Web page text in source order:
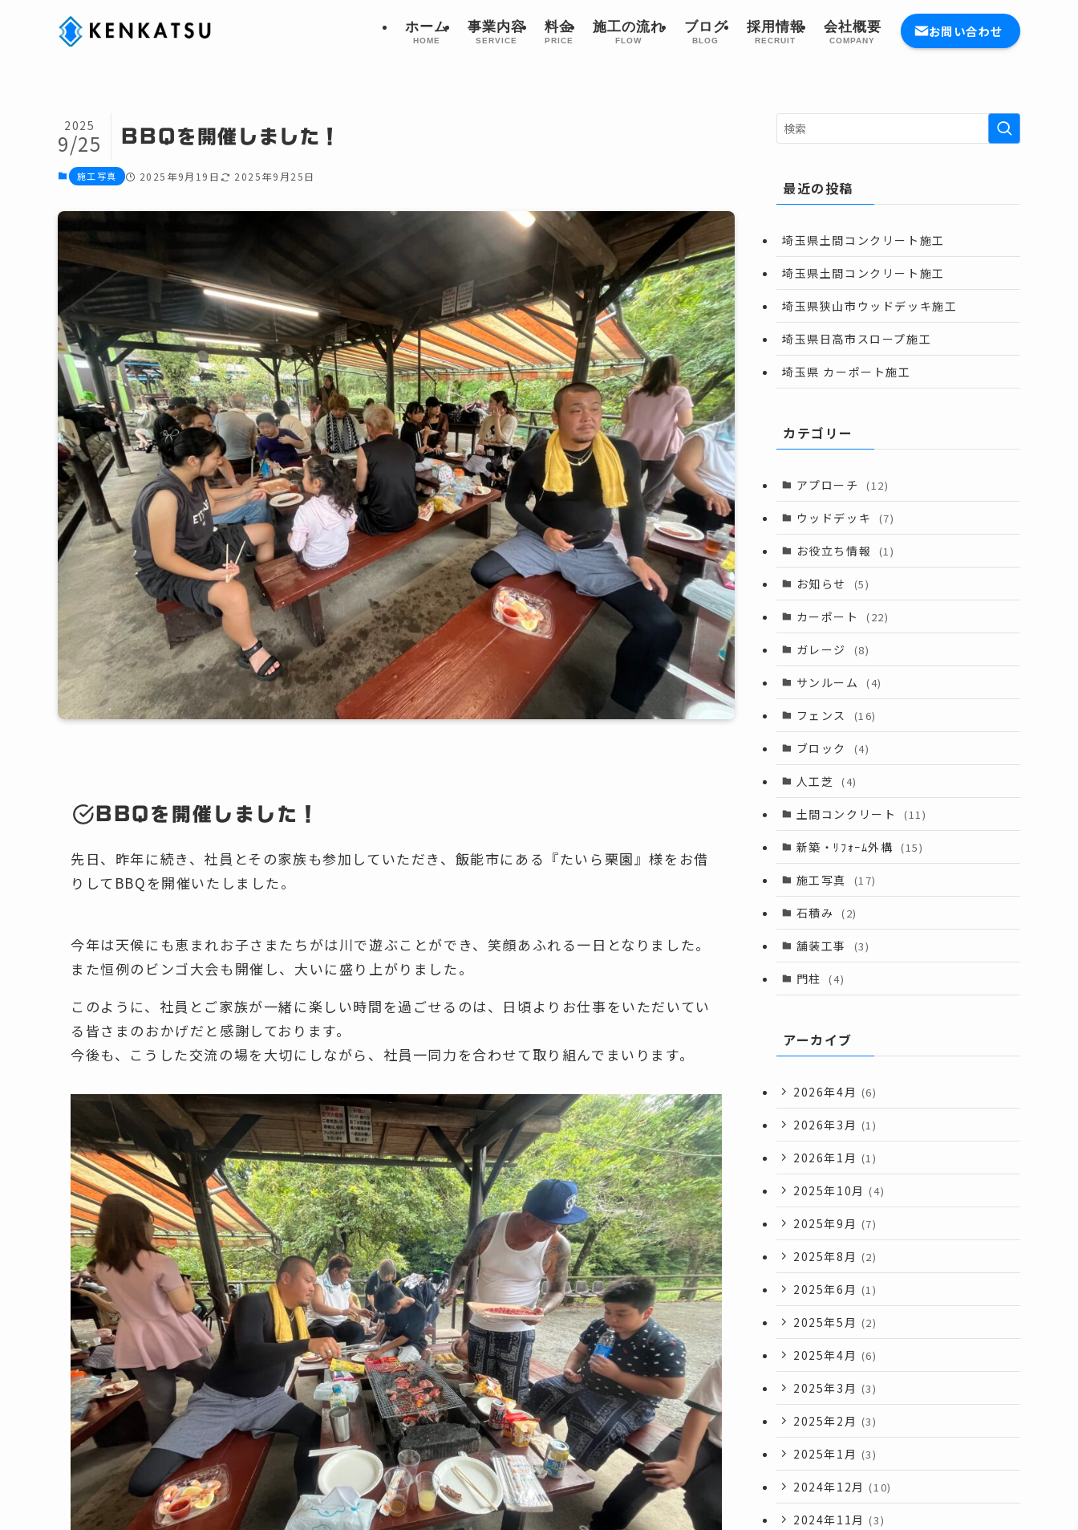
ホーム
HOME
事業内容
SERVICE
料金
PRICE
施工の流れ
FLOW
ブログ
BLOG
採用情報
RECRUIT
会社概要
COMPANY
お問い合わせ
BBQを開催しました！
2025
9/25
施工写真 2025年9月19日 2025年9月25日
BBQを開催しました！
先日、昨年に続き、社員とその家族も参加していただき、飯能市にある『たいら栗園』様をお借
りしてBBQを開催いたしました。
今年は天候にも恵まれお子さまたちがは川で遊ぶことができ、笑顔あふれる一日となりました。
また恒例のビンゴ大会も開催し、大いに盛り上がりました。
このように、社員とご家族が一緒に楽しい時間を過ごせるのは、日頃よりお仕事をいただいてい
る皆さまのおかげだと感謝しております。
今後も、こうした交流の場を大切にしながら、社員一同力を合わせて取り組んでまいります。
最近の投稿
埼玉県土間コンクリート施工
埼玉県土間コンクリート施工
埼玉県狭山市ウッドデッキ施工
埼玉県日高市スロープ施工
埼玉県 カーポート施工
カテゴリー
アプローチ (12)
ウッドデッキ (7)
お役立ち情報 (1)
お知らせ (5)
カーポート (22)
ガレージ (8)
サンルーム (4)
フェンス (16)
ブロック (4)
人工芝 (4)
土間コンクリート (11)
新築・ﾘﾌｫｰﾑ外構 (15)
施工写真 (17)
石積み (2)
舗装工事 (3)
門柱 (4)
アーカイブ
2026年4月 (6)
2026年3月 (1)
2026年1月 (1)
2025年10月 (4)
2025年9月 (7)
2025年8月 (2)
2025年6月 (1)
2025年5月 (2)
2025年4月 (6)
2025年3月 (3)
2025年2月 (3)
2025年1月 (3)
2024年12月 (10)
2024年11月 (3)